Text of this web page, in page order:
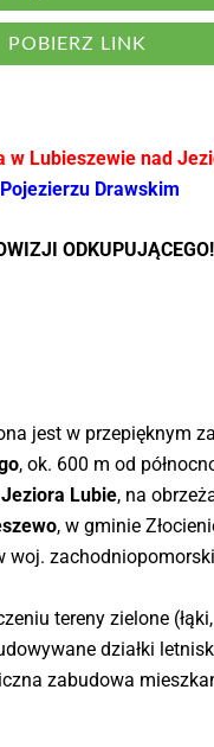
POBIERZ LINK
w Lubieszewie nad
Drawskim
ODKUPUJĄCEGO!
jest w przepięknym
, ok. 600 m od
Jeziora Lubie, na
, w gminie
woj.
tereny zielone
działki
zabudowa